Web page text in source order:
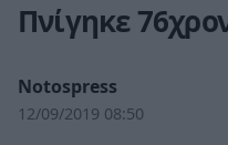
Πνίγηκε
Notospress
12/09/2019 08:50